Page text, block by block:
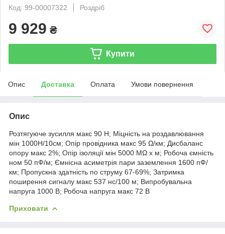
Код: 99-00007322
Роздріб
9 929 ₴
Купити
Опис Доставка Оплата Умови повернення
Опис
Розтягуюче зусилля макс 90 Н; Міцність на роздавлювання
мін 1000Н/10см; Опір провідника макс 95 Ω/км; Дисбаланс
опору макс 2%; Опір ізоляції мін 5000 MΩ х м; Робоча ємність
ном 50 пФ/м; Ємнісна асиметрія пари заземлення 1600 пФ/
км; Пропускна здатність по струму 67-69%; Затримка
поширення сигналу макс 537 нс/100 м; Випробувальна
напруга 1000 В; Робоча напруга макс 72 В
Приховати